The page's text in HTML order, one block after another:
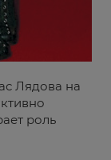
Лядова на
роль